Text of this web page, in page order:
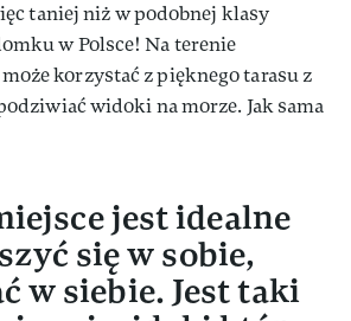
taniej niż w podobnej klasy
w Polsce! Na terenie
korzystać z pięknego tarasu z
widoki na morze. Jak sama
jest idealne
się w sobie,
w siebie. Jest taki